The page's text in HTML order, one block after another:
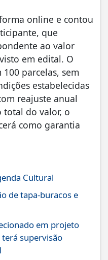
online e contou
que
ao valor
em edital. O
parcelas, sem
estabelecidas
reajuste anual
total do valor, o
como garantia
Cultural
de tapa-buracos e
em projeto
terá supervisão